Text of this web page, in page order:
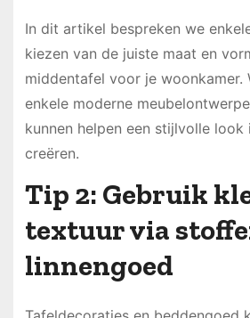
In dit artikel bespreken we
kiezen van de juiste maat en
middentafel voor je woonkamer.
enkele moderne
kunnen helpen een stijlvolle
creëren.
Tip 2: Gebruik
textuur via
linnengoed